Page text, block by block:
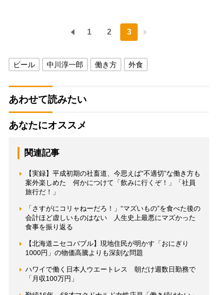
1 2 3
ビール 中川淳一郎 働き方 外食
あわせて読みたい
あなたにオススメ
関連記事
【実録】平成初期の社畜道、今思えば“不適切”な働き方も
案外楽しめた 何かにつけて「飲みに行くぞ！」「社員
旅行だ！」
「さすがにコリャねーだろ！」“マズいもの”を食べた後の
会計ほど虚しいものはない 人生史上最悪にマズかった
食事を振り返る
【北海道ニセコバブル】現地住民が明かす「おにぎり
1000円」の物価高騰よりも深刻な問題
ハワイで働く日本人ウエートレス 朝だけ週数日勤務で
「月収100万円」